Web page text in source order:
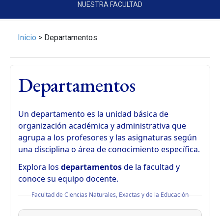
NUESTRA FACULTAD
Inicio > Departamentos
Departamentos
Un departamento es la unidad básica de
organización académica y administrativa que
agrupa a los profesores y las asignaturas según
una disciplina o área de conocimiento específica.
Explora los departamentosde la facultad y
conoce su equipo docente.
Facultad de Ciencias Naturales, Exactas y de la Educación